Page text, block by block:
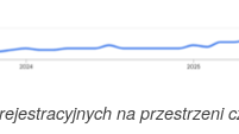
na przestrzeni